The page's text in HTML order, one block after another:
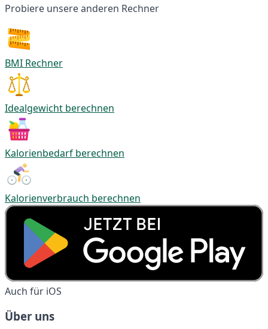
Probiere unsere anderen Rechner
BMI Rechner
Idealgewicht berechnen
Kalorienbedarf berechnen
Kalorienverbrauch berechnen
Auch für iOS
Über uns